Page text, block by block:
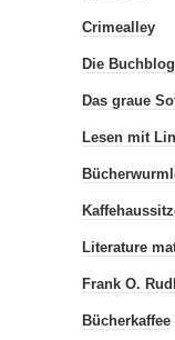
Crimealley
Die
Das graue
Lesen mit
Literature
Frank O.
Bücherkaffee